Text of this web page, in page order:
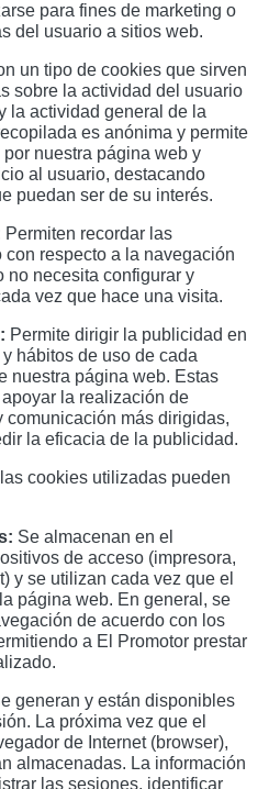
para fines de marketing o
del usuario a sitios web.
un tipo de cookies que sirven
sobre la actividad del usuario
la actividad general de la
es anónima y permite
nuestra página web y
al usuario, destacando
puedan ser de su interés.
Permiten recordar las
respecto a la navegación
no necesita configurar y
vez que hace una visita.
Permite dirigir la publicidad en
hábitos de uso de cada
nuestra página web. Estas
la realización de
comunicación más dirigidas,
la eficacia de la publicidad.
cookies utilizadas pueden
Se almacenan en el
de acceso (impresora,
y se utilizan cada vez que el
página web. En general, se
de acuerdo con los
a El Promotor prestar
generan y están disponibles
La próxima vez que el
de Internet (browser),
almacenadas. La información
las sesiones, identificar